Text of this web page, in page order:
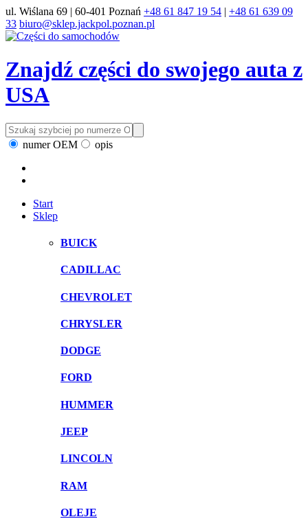
ul. Wiślana 69 | 60-401 Poznań +48 61 847 19 54 | +48 61 639 09
33 biuro@sklep.jackpol.poznan.pl
Znajdź części do swojego auta z
USA
numer OEM opis
Start
Sklep
BUICK
CADILLAC
CHEVROLET
CHRYSLER
DODGE
FORD
HUMMER
JEEP
LINCOLN
RAM
OLEJE